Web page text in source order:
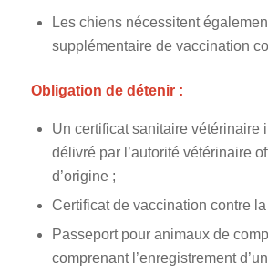
Les chiens nécessitent
supplémentaire de vaccination
Obligation de détenir :
Un certificat sanitaire vétérinaire
délivré par l’autorité vétérinaire
d’origine ;
Certificat de vaccination contre la
Passeport pour animaux de
comprenant l’enregistrement